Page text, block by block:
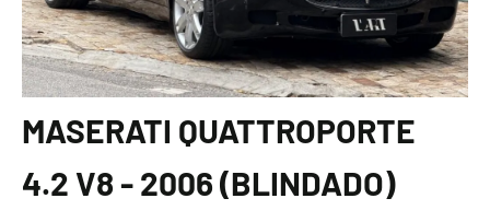
MASERATI QUATTROPORTE
4.2 V8 - 2006 (BLINDADO)